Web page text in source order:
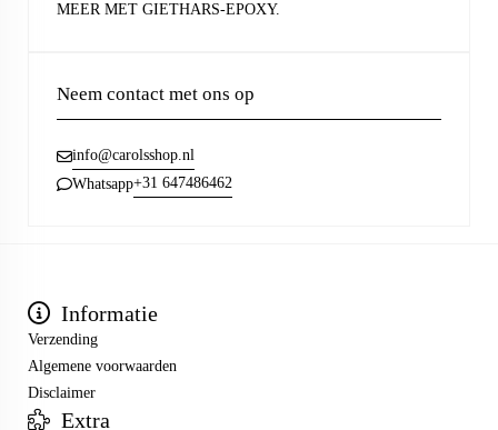
MEER MET GIETHARS-EPOXY.
Neem contact met ons op
info@carolsshop.nl
Whatsapp+31 647486462
Informatie
Verzending
Algemene voorwaarden
Disclaimer
Extra